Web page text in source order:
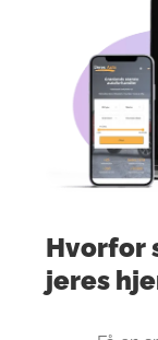
Hvorfor
jeres